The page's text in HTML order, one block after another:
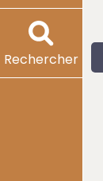
Rechercher